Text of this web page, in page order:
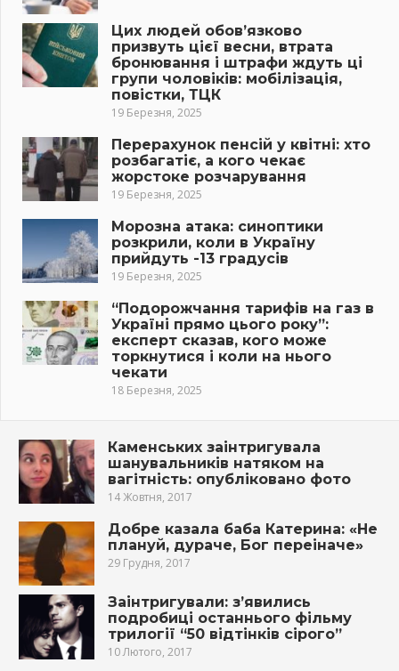
Цих людей обов’язково
призвуть цієї весни, втрата
бронювання і штрафи ждуть ці
групи чоловіків: мобілізація,
повістки, ТЦК
19 Березня, 2025
Перерахунок пенсій у квітні: хто
розбагатіє, а кого чекає
жорстоке розчарування
19 Березня, 2025
Морозна атака: синоптики
розкрили, коли в Україну
прийдуть -13 градусів
19 Березня, 2025
“Подорожчання тарифів на газ в
Україні прямо цього року”:
експерт сказав, кого може
торкнутися і коли на нього
чекати
18 Березня, 2025
Каменських заінтригувала
шанувальників натяком на
вaгiтніcть: опубліковано фото
14 Жовтня, 2017
Добре казала баба Катерина: «Не
плануй, дyраче, Бог переіначе»
29 Грудня, 2017
Заінтригували: з’явились
подробиці останнього фільму
трилогії “50 відтінків сірого”
10 Лютого, 2017